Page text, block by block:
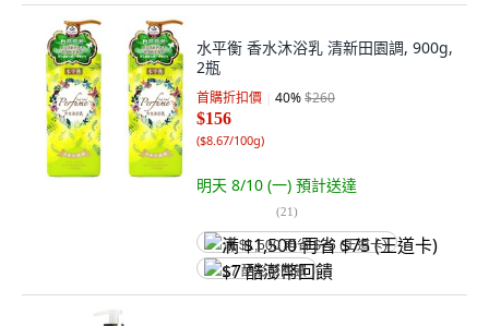
水平衡 香水沐浴乳 清新田園調, 900g,
2瓶
首購折扣價 40%$260
$156
($8.67/100g)
明天 8/10 (一) 預計送達
(21)
满 $1,500 再省 $75 (王道卡)
$7 酷澎幣回饋